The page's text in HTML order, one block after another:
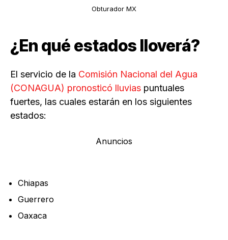
Obturador MX
¿En qué estados lloverá?
El servicio de la Comisión Nacional del Agua
(CONAGUA) pronosticó lluvias puntuales
fuertes, las cuales estarán en los siguientes
estados:
Anuncios
Chiapas
Guerrero
Oaxaca